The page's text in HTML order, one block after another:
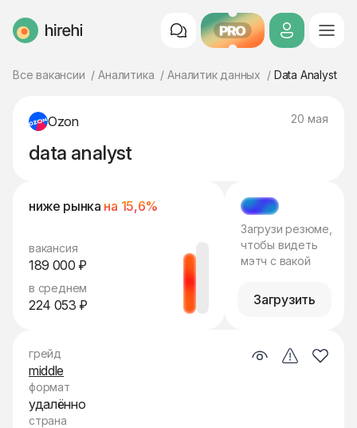
HireHi PRO
Все вакансии Аналитика Аналитик данных Data Analyst
Ozon 20 мая
data analyst
ниже рынка на 15,6%
вакансия
189 000 ₽
в среднем
224 053 ₽
МЭТЧ
Загрузи резюме,
чтобы видеть
мэтч с вакой
Загрузить
грейд
middle
формат
удалённо
страна